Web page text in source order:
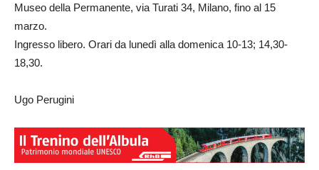
Museo della Permanente, via Turati 34, Milano, fino al 15
marzo.
Ingresso libero. Orari da lunedì alla domenica 10-13; 14,30-
18,30.
Ugo Perugini